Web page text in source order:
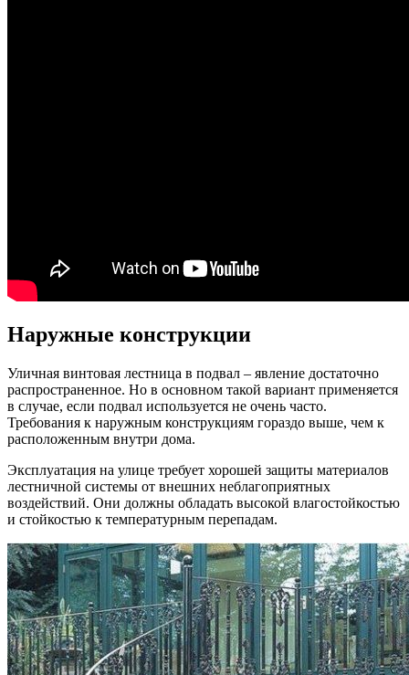
Наружные конструкции
Уличная винтовая лестница в подвал – явление достаточно
распространенное. Но в основном такой вариант применяется
в случае, если подвал используется не очень часто.
Требования к наружным конструкциям гораздо выше, чем к
расположенным внутри дома.
Эксплуатация на улице требует хорошей защиты материалов
лестничной системы от внешних неблагоприятных
воздействий. Они должны обладать высокой влагостойкостью
и стойкостью к температурным перепадам.